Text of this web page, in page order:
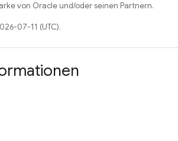
von Oracle und/oder seinen Partnern.
07-11 (UTC).